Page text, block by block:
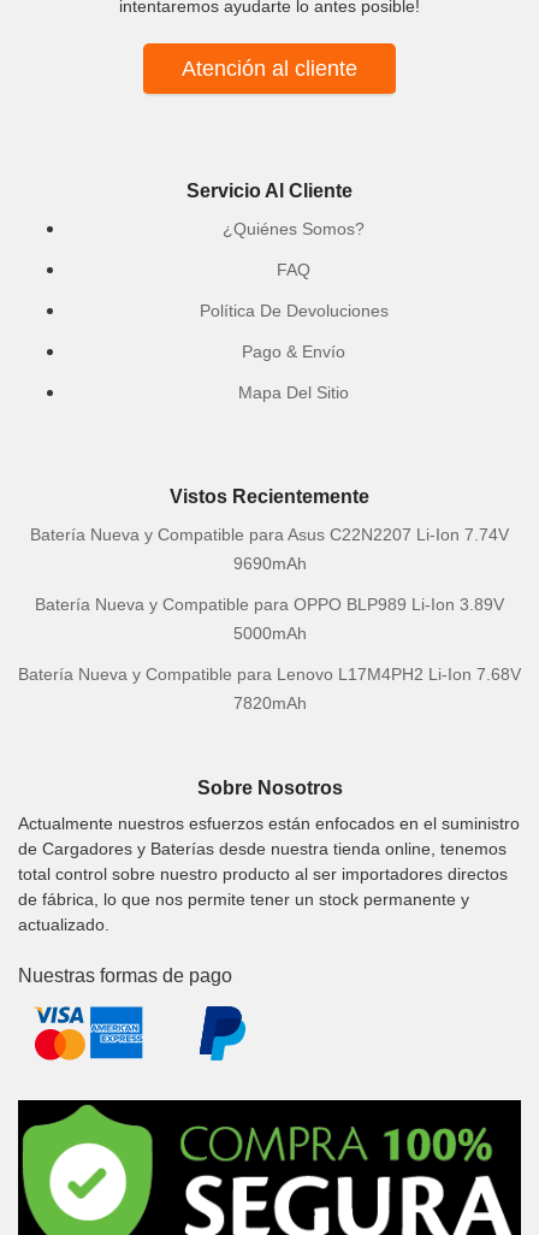
intentaremos ayudarte lo antes posible!
Atención al cliente
Servicio Al Cliente
¿Quiénes Somos?
FAQ
Política De Devoluciones
Pago & Envío
Mapa Del Sitio
Vistos Recientemente
Batería Nueva y Compatible para Asus C22N2207 Li-Ion 7.74V
9690mAh
Batería Nueva y Compatible para OPPO BLP989 Li-Ion 3.89V
5000mAh
Batería Nueva y Compatible para Lenovo L17M4PH2 Li-Ion 7.68V
7820mAh
Sobre Nosotros
Actualmente nuestros esfuerzos están enfocados en el suministro
de Cargadores y Baterías desde nuestra tienda online, tenemos
total control sobre nuestro producto al ser importadores directos
de fábrica, lo que nos permite tener un stock permanente y
actualizado.
Nuestras formas de pago